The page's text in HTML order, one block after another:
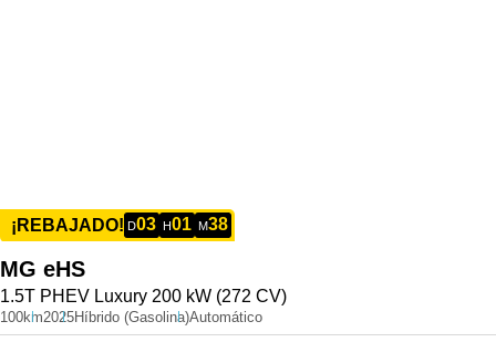
¡REBAJADO! D03 H01 M38
MG eHS
1.5T PHEV Luxury 200 kW (272 CV)
100km2025Híbrido (Gasolina)Automático